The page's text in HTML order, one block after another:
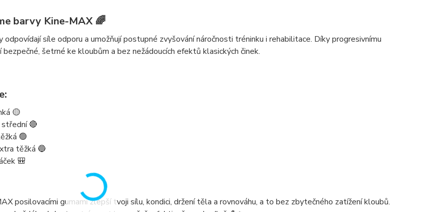
barvy Kine-MAX 🌈
odpovídají síle odporu a umožňujípostupné zvyšování náročnosti tréninku i rehabilitace. Díky progresivnímu
bezpečné, šetrné ke kloubům a bez nežádoucích efektů klasických činek.
🟡
střední 🔴
🟢
těžká 🔵
🎒
posilovacími gumamizlepší tvoji sílu, kondici, držení těla a rovnováhu, a to bez zbytečného zatížení kloubů.